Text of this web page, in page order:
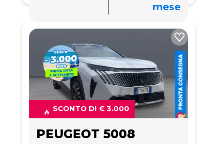
mese
SCONTO DI € 3.000
PEUGEOT 5008